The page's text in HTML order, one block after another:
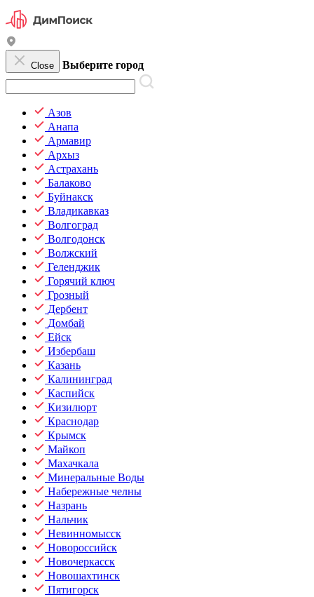
Close Выберите город
Азов
Анапа
Армавир
Архыз
Астрахань
Балаково
Буйнакск
Владикавказ
Волгоград
Волгодонск
Волжский
Геленджик
Горячий ключ
Грозный
Дербент
Домбай
Ейск
Избербаш
Казань
Калининград
Каспийск
Кизилюрт
Краснодар
Крымск
Майкоп
Махачкала
Минеральные Воды
Набережные челны
Назрань
Нальчик
Невинномысск
Новороссийск
Новочеркасск
Новошахтинск
Пятигорск